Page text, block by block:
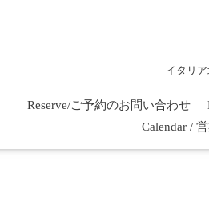
イタリ
Reserve/ご予約のお問い合わせ
Calendar /